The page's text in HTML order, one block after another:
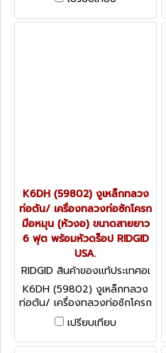
สะอาดท่อขนาด 50 มม (2 นิ้ว)
ความยาวสาย 6 ม. (โปโล)
K6DH (59802) งูเหล็กทลวง
ท่อตัน/ เครื่องทลวงท่อซักโครก
มือหมุน (หัวงอ) ขนาดสายยาว
6 ฟุต พร้อมหัวดร็อป RIDGID
USA.
RIDGID สินค้าของแท้ประเทศอเ
มริกา K-6DH
K6DH (59802) งูเหล็กทลวง
ท่อตัน/ เครื่องทลวงท่อซักโครก
มือหมุน (หัวงอ) ขนาดสายยาว
6 ฟุต พร้อมหัวดร็อป RIDGID
USA.
เปรียบเทียบ